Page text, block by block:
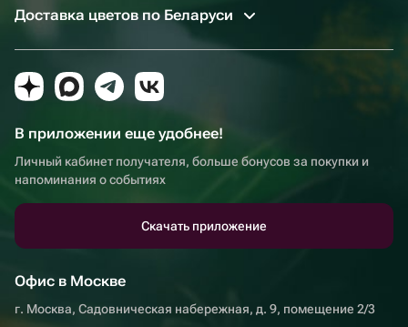
Доставка цветов по Беларуси
В приложении еще удобнее!
Личный кабинет получателя, больше бонусов за покупки и
напоминания о событиях
Скачать приложение
Офис в Москве
г. Москва, Садовническая набережная, д. 9, помещение 2/3